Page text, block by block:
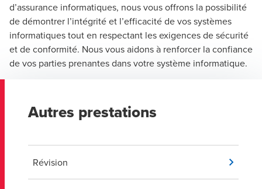
d’assurance informatiques, nous vous offrons la possibilité
de démontrer l’intégrité et l’efficacité de vos systèmes
informatiques tout en respectant les exigences de sécurité
et de conformité. Nous vous aidons à renforcer la confiance
de vos parties prenantes dans votre système informatique.
Autres prestations
Révision